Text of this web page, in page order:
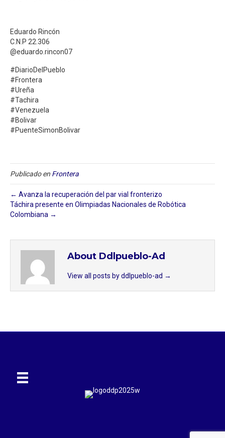
Eduardo Rincón
C.N.P 22.306
@eduardo.rincon07
#DiarioDelPueblo
#Frontera
#Ureña
#Tachira
#Venezuela
#Bolivar
#PuenteSimonBolivar
Publicado en Frontera
← Avanza la recuperación del par vial fronterizo
Táchira presente en Olimpiadas Nacionales de Robótica
Colombiana →
About Ddlpueblo-Ad
View all posts by ddlpueblo-ad →